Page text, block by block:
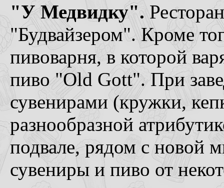
"У Медвидку".
"Будвайзером". Кроме
пивоварня, в которой
пиво "Old Gott". При
сувенирами (кружки,
разнообразной
подвале, рядом с новой
сувениры и пиво от